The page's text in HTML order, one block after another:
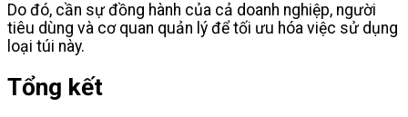
Do đó, cần sự đồng hành của cả doanh nghiệp, người
tiêu dùng và cơ quan quản lý để tối ưu hóa việc sử dụng
loại túi này.
Tổng kết